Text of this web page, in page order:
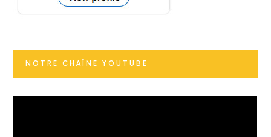
NOTRE CHAÎNE YOUTUBE